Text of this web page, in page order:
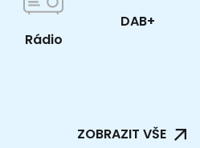
Rádio
DAB+
ZOBRAZIT VŠE